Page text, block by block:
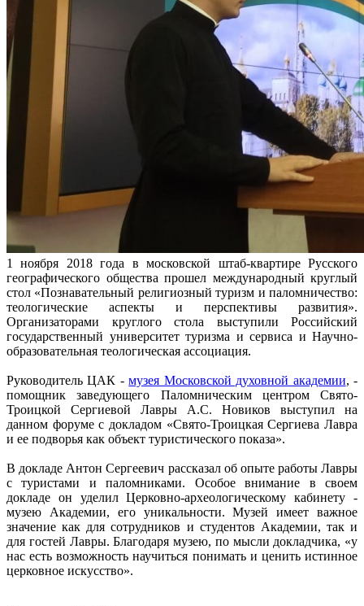
1 ноября 2018 года в московской штаб-квартире Русского
географического общества прошел международный круглый
стол «Познавательный религиозный туризм и паломничество:
теологические аспекты и перспективы развития».
Организаторами круглого стола выступили Российский
государственный университет туризма и сервиса и Научно-
образовательная теологическая ассоциация.
Руководитель ЦАК -музея Московской духовной академии, -
помощник заведующего Паломническим центром Свято-
Троицкой Сергиевой Лавры А.С. Новиков выступил на
данном форуме с докладом «Свято-Троицкая Сергиева Лавра
и ее подворья как объект туристического показа».
В докладе Антон Сергеевич рассказал об опыте работы Лавры
с туристами и паломниками. Особое внимание в своем
докладе он уделил Церковно-археологическому кабинету -
музею Академии, его уникальности. Музей имеет важное
значение как для сотрудников и студентов Академии, так и
для гостей Лавры. Благодаря музею, по мысли докладчика, «у
нас есть возможность научиться понимать и ценить истинное
церковное искусство».